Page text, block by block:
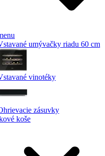
umývačky riadu 60 cm
vinotéky
zásuvky
koše